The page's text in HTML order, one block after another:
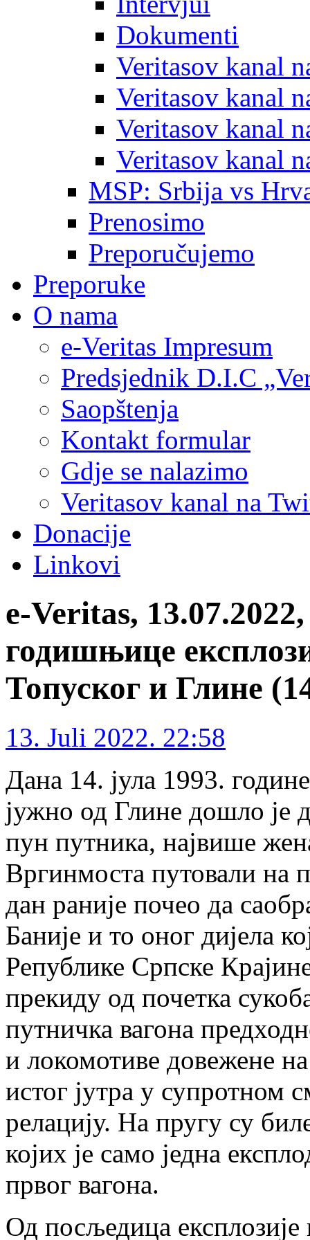
Dokumenti
Veritasov kanal
Veritasov kanal
Veritasov kanal
Veritasov kanal
MSP: Srbija vs
Prenosimo
Preporučujemo
Preporuke
O nama
e-Veritas Impresum
Predsjednik D.I.C
Saopštenja
Kontakt formular
Gdje se nalazimo
Veritasov kanal na
Donacije
Linkovi
e-Veritas,
годишњице
Топуског и Глине
13. Juli 2022. 22:58
Дана 14. јула 1993.
јужно од Глине дошло је
пун путника, највише
Вргинмоста путовали на
дан раније почео да
Баније и то оног дијела
Републике Српске
прекиду од почетка
путничка вагона
и локомотиве довежене
истог јутра у супротном
релацију. На пругу су
којих је само једна
првог вагона.
Од посљедица експлозије